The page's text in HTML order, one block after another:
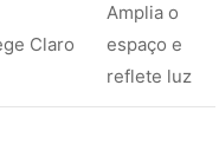
Claro
Amplia o
espaço e
reflete luz